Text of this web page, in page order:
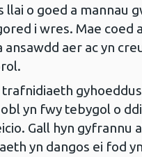
llai o goed a mannau
i wres. Mae coed
ansawdd aer ac yn
trafnidiaeth
yn fwy tebygol o
Gall hyn gyfrannu
yn dangos ei fod